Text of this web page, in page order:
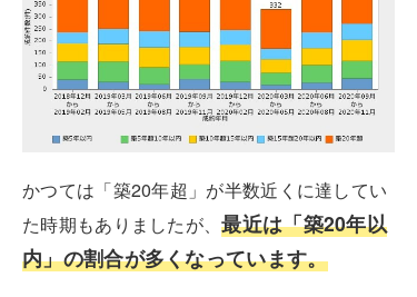
かつては「築20年超」が半数近くに達してい
た時期もありましたが、最近は「築20年以
内」の割合が多くなっています。